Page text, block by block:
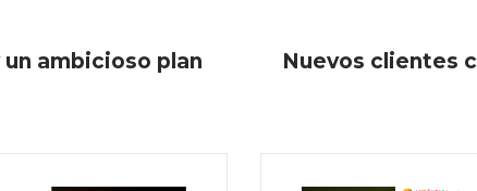
ambicioso plan Nuevos clientes